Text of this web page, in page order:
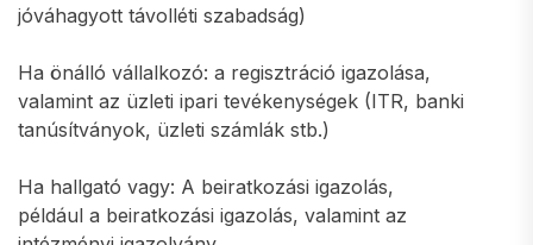
jóváhagyott távolléti szabadság)
Ha önálló vállalkozó: a regisztráció igazolása,
valamint az üzleti ipari tevékenységek (ITR, banki
tanúsítványok, üzleti számlák stb.)
Ha hallgató vagy: A beiratkozási igazolás,
például a beiratkozási igazolás, valamint az